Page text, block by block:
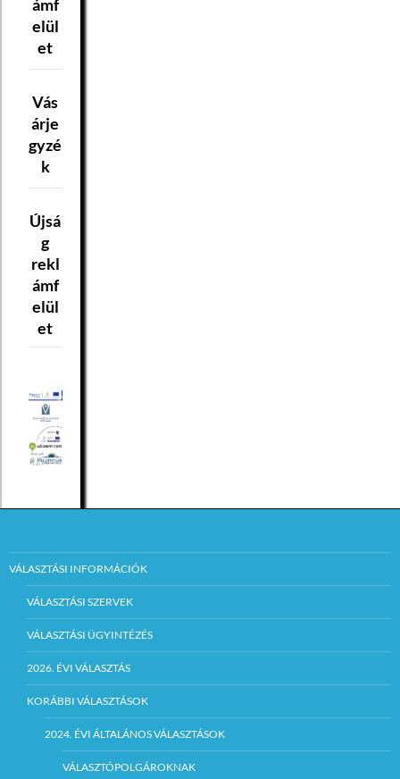
ámf
elül
et
Vás
árje
gyzé
k
Újsá
g
rekl
ámf
elül
et
VÁLASZTÁSI INFORMÁCIÓK
VÁLASZTÁSI SZERVEK
VÁLASZTÁSI ÜGYINTÉZÉS
2026. ÉVI VÁLASZTÁS
KORÁBBI VÁLASZTÁSOK
2024. ÉVI ÁLTALÁNOS VÁLASZTÁSOK
VÁLASZTÓPOLGÁROKNAK